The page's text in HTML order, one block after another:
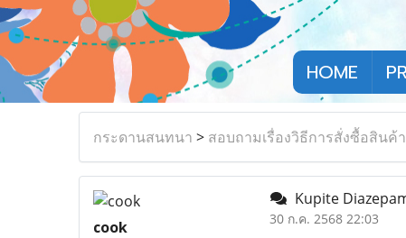
HOME
กระดานสนทนา > สอบถามเรื่องวิธีการสั่งซื้อสินค้า
cook
Kupite
30 ก.ค. 2568 22:03